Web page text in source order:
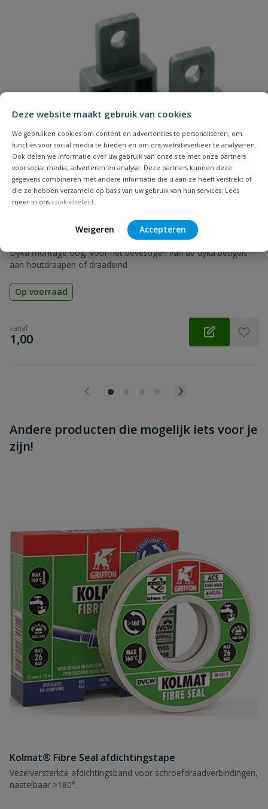
Deze website maakt gebruik van cookies
We gebruiken cookies om content en advertenties te personaliseren, om
functies voor social media te bieden en om ons websiteverkeer te analyseren.
Ook delen we informatie over uw gebruik van onze site met onze partners
voor social media, adverteren en analyse. Deze partners kunnen deze
gegevens combineren met andere informatie die u aan ze heeft verstrekt of
die ze hebben verzameld op basis van uw gebruik van hun services. Lees
meer in ons cookiebeleid
Weigeren Accepteren
Naam
Samenvatting
Beoordeling
DYKA montage oog
Dyka montage oog, voor het bevestigen van de dyka beugels
aan houtdraapen of draadeind
Op voorraad
vanaf
€
1,00
Andere producten die mogelijk iets voor je
zijn!
Kolmat® Fibre Seal afdichtingstape
Vezelversterkte afdichtingsband voor schroefdraadverbindingen,
nastelbaar >180°.